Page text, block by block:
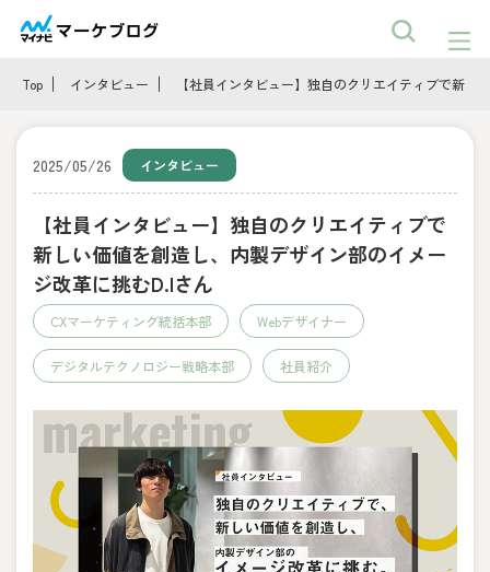
Top インタビュー 【社員インタビュー】独自のクリエイティブで新
2025/05/26 インタビュー
【社員インタビュー】独自のクリエイティブで
新しい価値を創造し、内製デザイン部のイメー
ジ改革に挑むD.Iさん
CXマーケティング統括本部 Webデザイナー
デジタルテクノロジー戦略本部 社員紹介